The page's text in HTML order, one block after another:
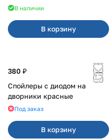
В наличии
В корзину
380 ₽
Спойлеры с диодом на
дворники красные
Под заказ
В корзину